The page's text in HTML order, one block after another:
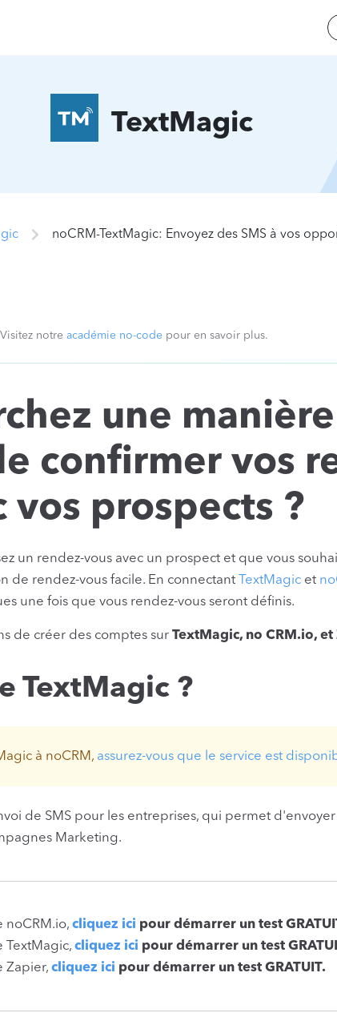
TextMagic
noCRM-TextMagic: Envoyez des SMS à vos
notre académie no-codepour en savoir plus.
une
confirmer vos
vos prospects ?
un rendez-vous avec un prospect et que vous
de rendez-vous facile. En connectant
TextMagicet
une fois que vous rendez-vous seront définis.
de créer des comptes sur TextMagic, no CRM.io,
TextMagic ?
à noCRM, assurez-vous que le service est
de SMS pour les entreprises, qui permet
Marketing.
noCRM.io, cliquez ici pour démarrer un test
TextMagic, cliquez ici pour démarrer un test
Zapier, cliquez ici pour démarrer un test GRATUIT.